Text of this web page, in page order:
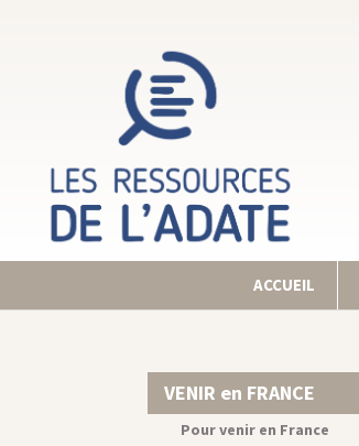
ACCUEIL
VENIR en FRANCE
Pour venir en France